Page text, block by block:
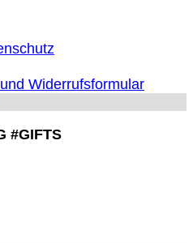
Widerrufsformular
#GIFTS